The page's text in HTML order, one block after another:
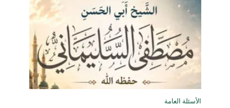
الأسئلة العامة